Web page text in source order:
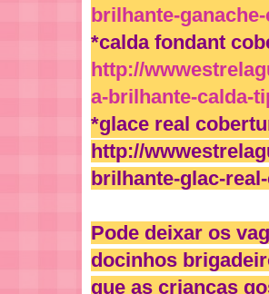
brilhante-
*calda fondant
http://
a-brilhante-calda-
*glace real
http://
brilhante-glac-
Pode deixar os
docinhos
que as criancas